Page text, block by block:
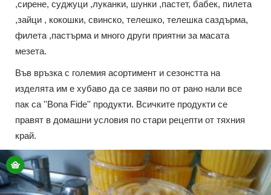
,сирене, суджуци ,луканки, шунки ,пастет, бабек, пилета
,зайци , кокошки, свинско, телешко, телешка саздърма,
филета ,пастърма и много други приятни за масата
мезета.
Във връзка с големия асортимент и сезонстта на
изделята им е хубаво да се заяви по от рано нали все
пак са ''Bona Fide'' продукти. Всичките продукти се
правят в домашни условия по стари рецепти от тяхния
край.